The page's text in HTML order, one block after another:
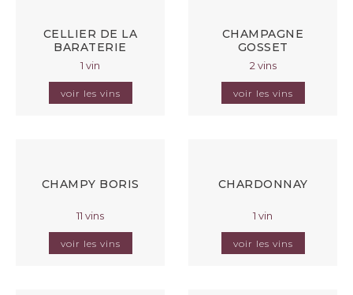
CELLIER DE LA
BARATERIE
1 vin
voir les vins
CHAMPAGNE
GOSSET
2 vins
voir les vins
CHAMPY BORIS
11 vins
voir les vins
CHARDONNAY
1 vin
voir les vins